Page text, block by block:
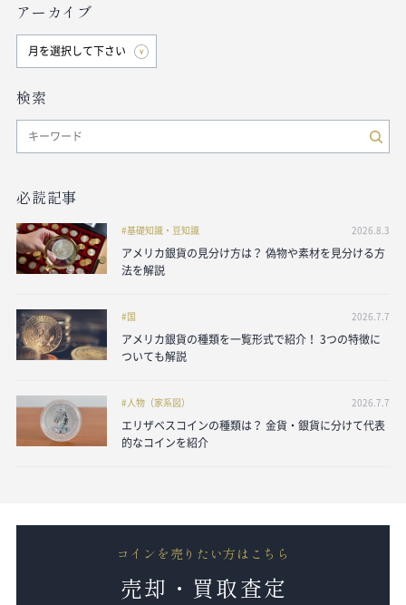
アーカイブ
検索
必読記事
基礎知識・豆知識 2026.8.3
アメリカ銀貨の見分け方は？ 偽物や素材を見分ける方
法を解説
国 2026.7.7
アメリカ銀貨の種類を一覧形式で紹介！ 3つの特徴に
ついても解説
人物（家系図） 2026.7.7
エリザベスコインの種類は？ 金貨・銀貨に分けて代表
的なコインを紹介
コインを売りたい方はこちら
売却・買取査定